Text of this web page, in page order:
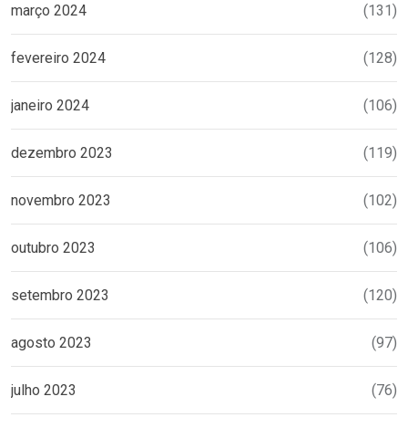
março 2024 (131)
fevereiro 2024 (128)
janeiro 2024 (106)
dezembro 2023 (119)
novembro 2023 (102)
outubro 2023 (106)
setembro 2023 (120)
agosto 2023 (97)
julho 2023 (76)